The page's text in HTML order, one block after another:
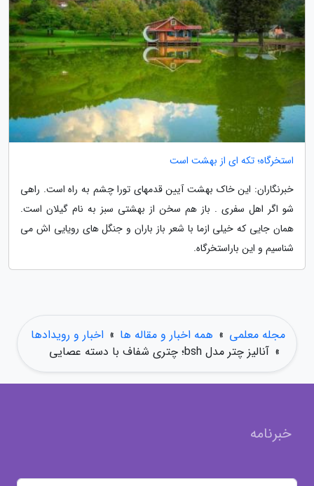
استخرگاه؛ تکه ای از بهشت است
خبرنگاران: این خاک بهشت آیین قدمهای تورا چشم به راه است. راهی
شو اگر اهل سفری . باز هم سخن از بهشتی سبز به نام گیلان است.
همان جایی که خیلی ازما با شعر باز باران و جنگل های رویایی اش می
شناسیم و این باراستخرگاه.
مجله معلمی » همه اخبار و مقاله ها » اخبار و رویدادها
» آنالیز چتر مدل bsh؛ چتری شفاف با دسته عصایی
خبرنامه